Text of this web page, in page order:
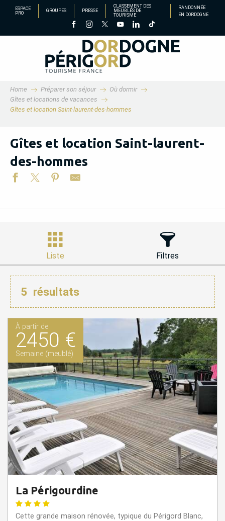
AllerESPACE
PRO
GROUPES PRESSE
CLASSEMENT DES
MEUBLÉS DE
TOURISME
RANDONNÉE
EN DORDOGNE
Home Préparer son séjour
Où dormir
Gîtes et locations de vacances
Gîtes et location Saint-laurent-des-hommes
Gîtes et location Saint-laurent-
des-hommes
Liste Filtres
5 résultats
À partir de
2450 €
Semaine (meublé)
La Périgourdine
Cette grande maison rénovée, typique du Périgord Blanc,